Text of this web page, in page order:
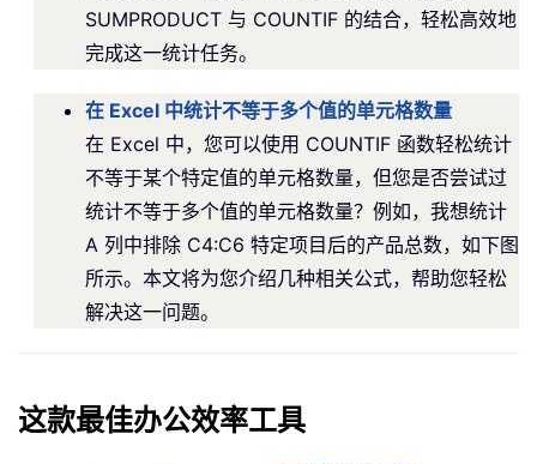
SUMPRODUCT 与 COUNTIF 的结合，轻松高效地
完成这一统计任务。
在 Excel 中统计不等于多个值的单元格数量
在 Excel 中，您可以使用 COUNTIF 函数轻松统计
不等于某个特定值的单元格数量，但您是否尝试过
统计不等于多个值的单元格数量？例如，我想统计
A 列中排除 C4:C6 特定项目后的产品总数，如下图
所示。本文将为您介绍几种相关公式，帮助您轻松
解决这一问题。
这款最佳办公效率工具